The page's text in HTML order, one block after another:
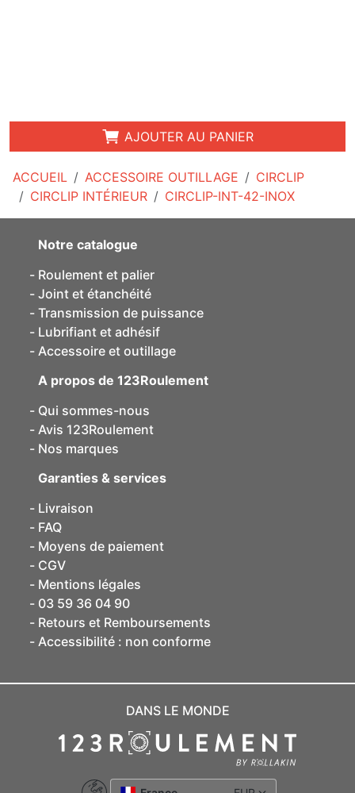
ACCUEIL ACCESSOIRE OUTILLAGE
CIRCLIP
CIRCLIP INTÉRIEUR
CIRCLIP-INT-42-INOX
AJOUTER AU PANIER
Notre catalogue
Roulement et palier
Joint et étanchéité
Transmission de puissance
Lubrifiant et adhésif
Accessoire et outillage
A propos de 123Roulement
Qui sommes-nous
Avis 123Roulement
Nos marques
Garanties & services
Livraison
FAQ
Moyens de paiement
CGV
Mentions légales
03 59 36 04 90
Retours et Remboursements
Accessibilité : non conforme
DANS LE MONDE